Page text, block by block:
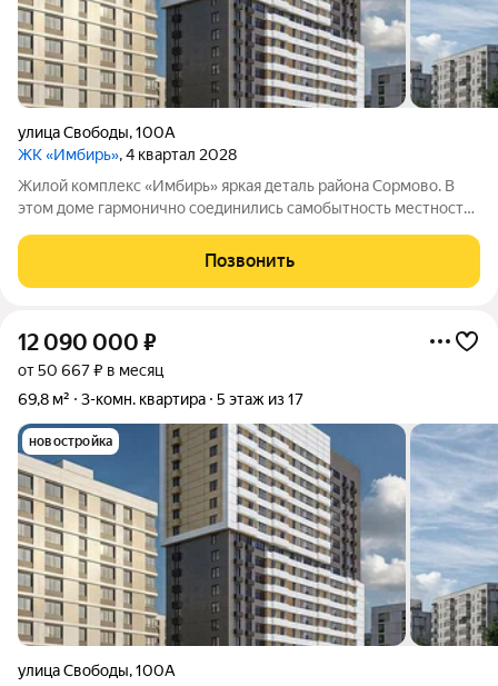
улица Свободы,100А
ЖК «Имбирь», 4 квартал 2028
Жилой комплекс «Имбирь» яркая деталь района Сормово. В
этом доме гармонично соединились самобытность местности,
комфорта. Всё необходимое находится в шаговой
доступности: транспортная сеть, торговые
Позвонить
12 090 000 ₽
от 50 667 ₽ в месяц
69,8 м²
3-комн. квартира 5 этаж из 17
новостройка
улица Свободы,100А